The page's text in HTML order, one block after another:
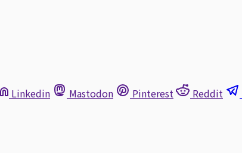
Linkedin Mastodon Pinterest Reddit